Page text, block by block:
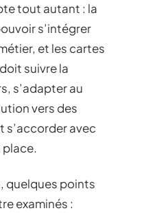
tout autant : la
s’intégrer
et les cartes
suivre la
s’adapter au
vers des
s’accorder avec
place.
quelques points
examinés :